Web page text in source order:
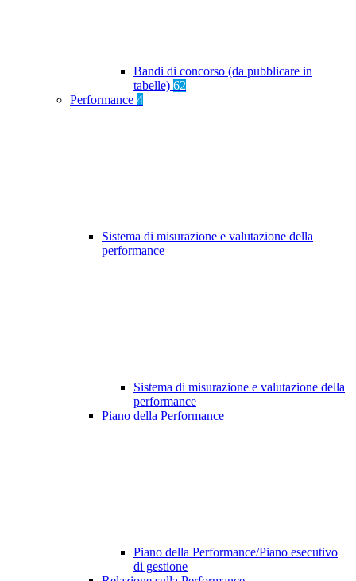
Bandi di concorso (da pubblicare in
tabelle) 62
Performance 4
Sistema di misurazione e valutazione della
performance
Sistema di misurazione e valutazione della
performance
Piano della Performance
Piano della Performance/Piano esecutivo
di gestione